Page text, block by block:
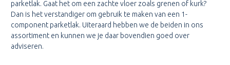
parketlak. Gaat het om een zachte vloer zoals grenen of kurk?
Dan is het verstandiger om gebruik te maken van een 1-
component parketlak. Uiteraard hebben we de beiden in ons
assortiment en kunnen we je daar bovendien goed over
adviseren.